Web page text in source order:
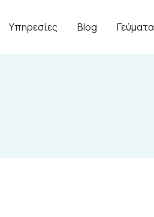
Υπηρεσίες Blog Γεύματα